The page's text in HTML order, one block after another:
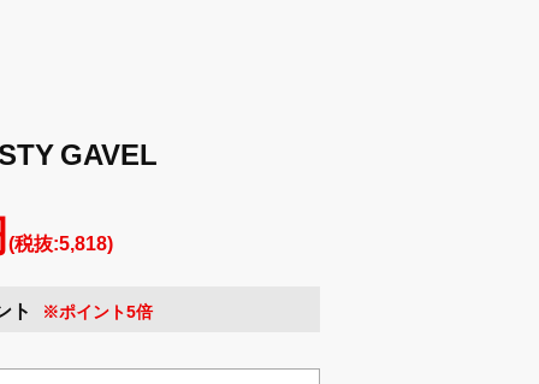
GAVEL
(税抜:5,818)
ト ※ポイント5倍